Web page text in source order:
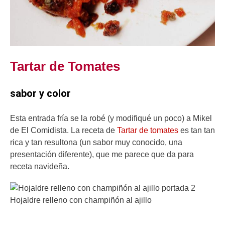
Tartar de Tomates
sabor y color
Esta entrada fría se la robé (y modifiqué un poco) a Mikel
de El Comidista. La receta de Tartar de tomates es tan tan
rica y tan resultona (un sabor muy conocido, una
presentación diferente), que me parece que da para
receta navideña.